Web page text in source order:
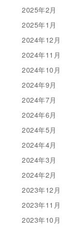
2025年2月
2025年1月
2024年12月
2024年11月
2024年10月
2024年9月
2024年7月
2024年6月
2024年5月
2024年4月
2024年3月
2024年2月
2023年12月
2023年11月
2023年10月